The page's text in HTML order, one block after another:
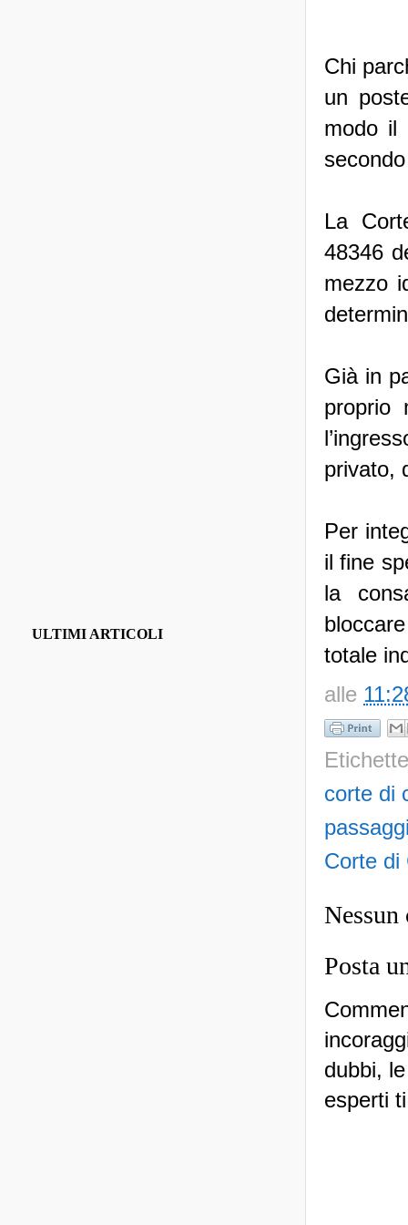
Chi
un
modo il
La
48346
mezzo
Già in
proprio
privato,
Per
il fine
la
totale
alle
corte di
Corte di
Nessun
Posta
dubbi,
esperti
ULTIMI ARTICOLI